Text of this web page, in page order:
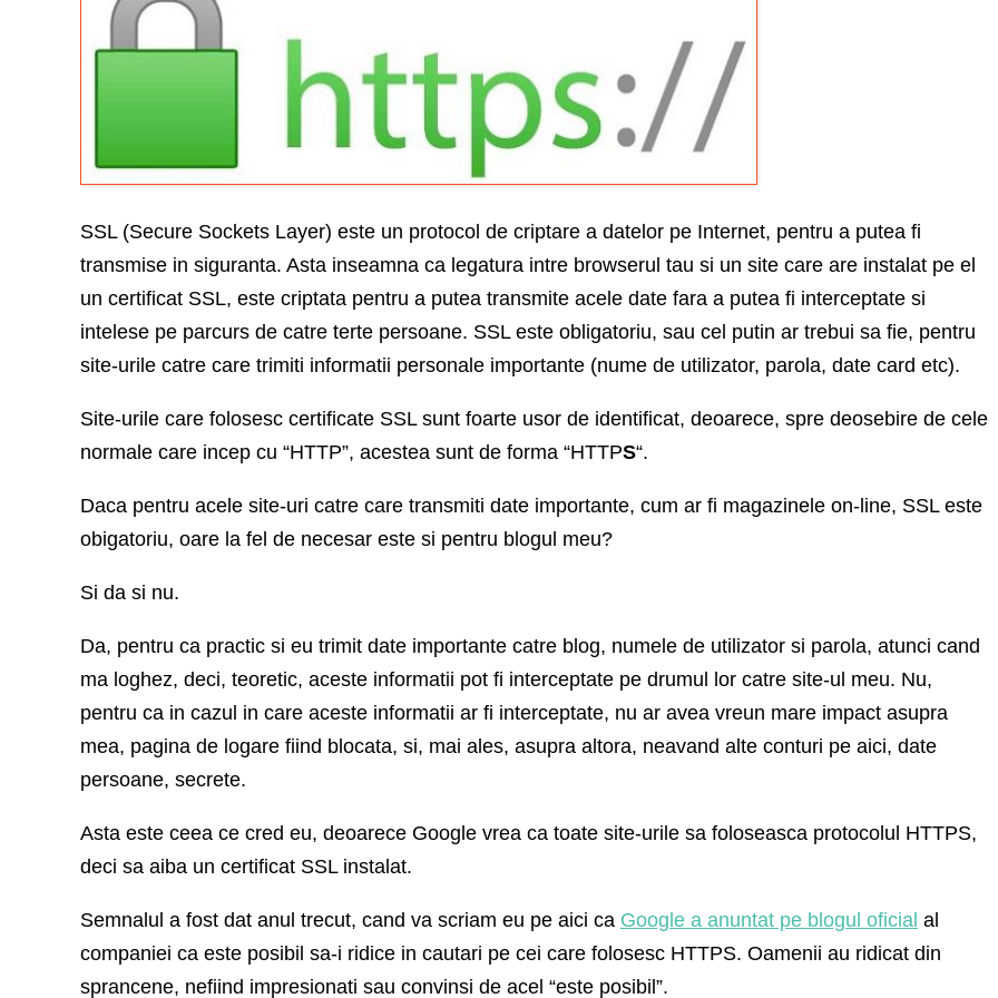
SSL (Secure Sockets Layer) este un protocol de criptare a datelor pe Internet, pentru a putea fi
transmise in siguranta. Asta inseamna ca legatura intre browserul tau si un site care are instalat pe el
un certificat SSL, este criptata pentru a putea transmite acele date fara a putea fi interceptate si
intelese pe parcurs de catre terte persoane. SSL este obligatoriu, sau cel putin ar trebui sa fie, pentru
site-urile catre care trimiti informatii personale importante (nume de utilizator, parola, date card etc).
Site-urile care folosesc certificate SSL sunt foarte usor de identificat, deoarece, spre deosebire de cele
normale care incep cu “HTTP”, acestea sunt de forma “HTTPS“.
Daca pentru acele site-uri catre care transmiti date importante, cum ar fi magazinele on-line, SSL este
obigatoriu, oare la fel de necesar este si pentru blogul meu?
Si da si nu.
Da, pentru ca practic si eu trimit date importante catre blog, numele de utilizator si parola, atunci cand
ma loghez, deci, teoretic, aceste informatii pot fi interceptate pe drumul lor catre site-ul meu. Nu,
pentru ca in cazul in care aceste informatii ar fi interceptate, nu ar avea vreun mare impact asupra
mea, pagina de logare fiind blocata, si, mai ales, asupra altora, neavand alte conturi pe aici, date
persoane, secrete.
Asta este ceea ce cred eu, deoarece Google vrea ca toate site-urile sa foloseasca protocolul HTTPS,
deci sa aiba un certificat SSL instalat.
Semnalul a fost dat anul trecut, cand va scriam eu pe aici ca Google a anuntat pe blogul oficial al
companiei ca este posibil sa-i ridice in cautari pe cei care folosesc HTTPS. Oamenii au ridicat din
sprancene, nefiind impresionati sau convinsi de acel “este posibil”.